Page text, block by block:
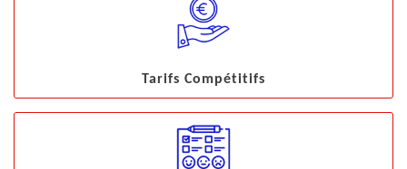
Tarifs Compétitifs